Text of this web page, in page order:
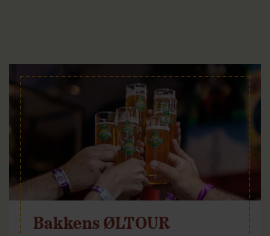
Bakkens ØLTOUR